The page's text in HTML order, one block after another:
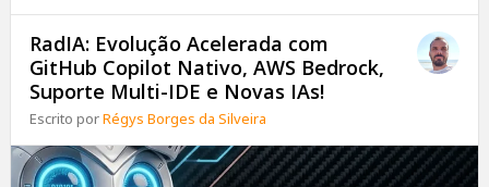
RadIA: Evolução Acelerada com
GitHub Copilot Nativo, AWS Bedrock,
Suporte Multi-IDE e Novas IAs!
Escrito porRégys Borges da Silveira